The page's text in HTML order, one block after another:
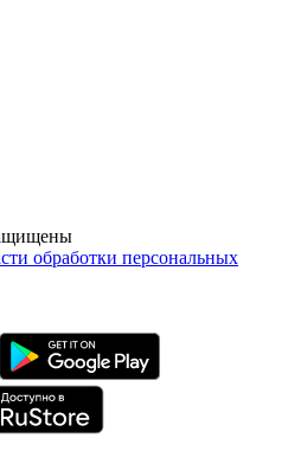
обработки персональных